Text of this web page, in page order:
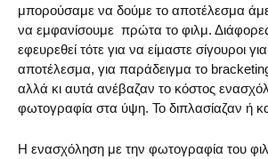
μπορούσαμε να δούμε το αποτέλεσμα
να εμφανίσουμε πρώτα το φιλμ. Διάφορες
εφευρεθεί τότε για να είμαστε σίγουροι
αποτέλεσμα, για παράδειγμα το
αλλά κι αυτά ανέβαζαν το κόστος
φωτογραφία στα ύψη. Το διπλασίαζαν ή
Η ενασχόληση με την φωτογραφία του